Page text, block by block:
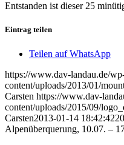
Entstanden ist dieser 25
Eintrag teilen
Teilen auf WhatsApp
https://www.dav-landau.de/
content/uploads/2013/01/
Carsten https://www.dav-
content/uploads/2015/09/
Carsten2013-01-14 18:42:42
Alpenüberquerung, 10.07. –